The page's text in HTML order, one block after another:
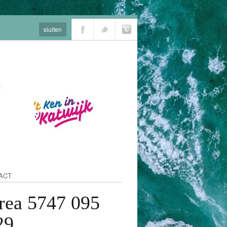
sluiten
5747 095